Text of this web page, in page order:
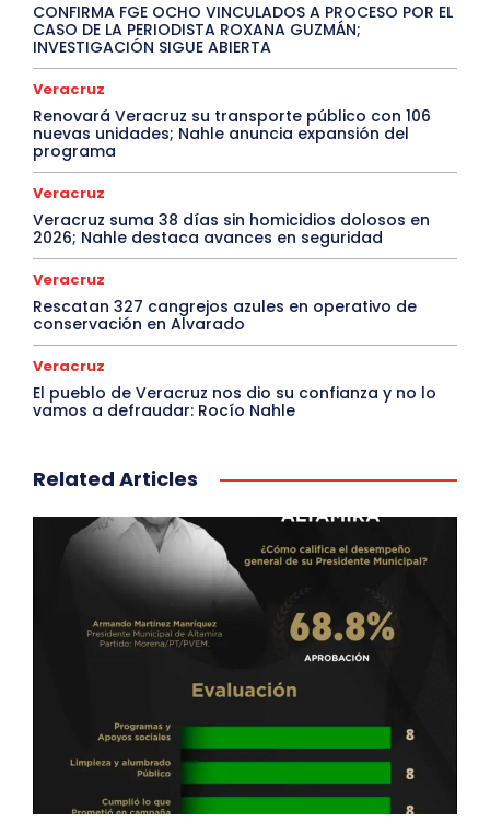
CONFIRMA FGE OCHO VINCULADOS A PROCESO POR EL
CASO DE LA PERIODISTA ROXANA GUZMÁN;
INVESTIGACIÓN SIGUE ABIERTA
Veracruz
Renovará Veracruz su transporte público con 106
nuevas unidades; Nahle anuncia expansión del
programa
Veracruz
Veracruz suma 38 días sin homicidios dolosos en
2026; Nahle destaca avances en seguridad
Veracruz
Rescatan 327 cangrejos azules en operativo de
conservación en Alvarado
Veracruz
El pueblo de Veracruz nos dio su confianza y no lo
vamos a defraudar: Rocío Nahle
Related Articles